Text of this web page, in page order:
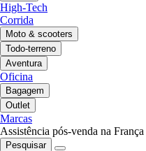
High-Tech
Corrida
Moto & scooters
Todo-terreno
Aventura
Oficina
Bagagem
Outlet
Marcas
Assistência pós-venda na França
Pesquisar